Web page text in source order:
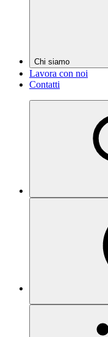
Chi siamo
Lavora con noi
Contatti